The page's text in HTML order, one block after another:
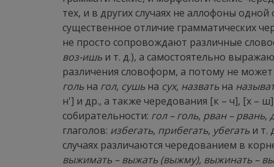
тех, и в других случаях не аллофоны
существенное отличие грамматических
не просто сопровождают различные
воз-ишьи т. д.), а самостоятельно
различения словоформ, а потому не
гольна гол, сушьна сух, назватьна
н'] и др., а также чередования [к – ч], [х –
собирательности: гол – голь, рван – рвань,
глаголов: избегать, прибегать, убегатьи т.
случаях различаются чередованием в
выжимать – выжать (выжму), выжинать –